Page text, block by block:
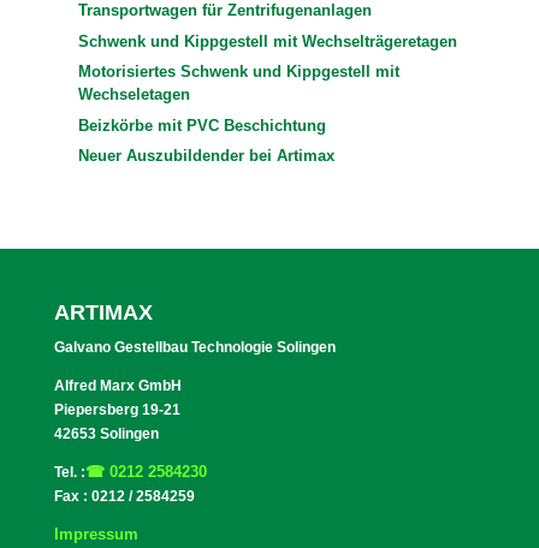
Transportwagen für Zentrifugenanlagen
Schwenk und Kippgestell mit Wechselträgeretagen
Motorisiertes Schwenk und Kippgestell mit
Wechseletagen
Beizkörbe mit PVC Beschichtung
Neuer Auszubildender bei Artimax
ARTIMAX
Galvano Gestellbau Technologie Solingen
Alfred Marx GmbH
Piepersberg 19-21
42653 Solingen
Tel. :☎ 0212 2584230
Fax : 0212 / 2584259
Impressum